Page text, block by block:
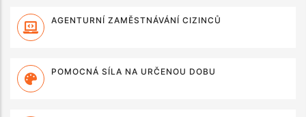
AGENTURNÍ ZAMĚSTNÁVÁNÍ CIZINCŮ
POMOCNÁ SÍLA NA URČENOU DOBU